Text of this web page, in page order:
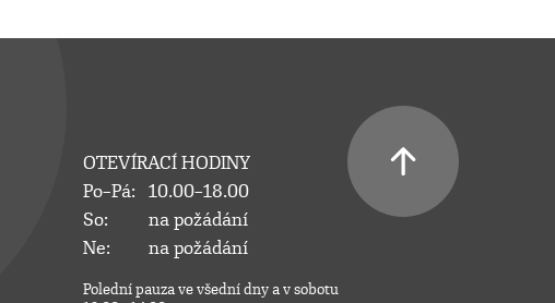
OTEVÍRACÍ HODINY
Po–Pá:
10.00–18.00
So:
na požádání
Ne:
na požádání
Polední pauza ve všední dny a v sobotu